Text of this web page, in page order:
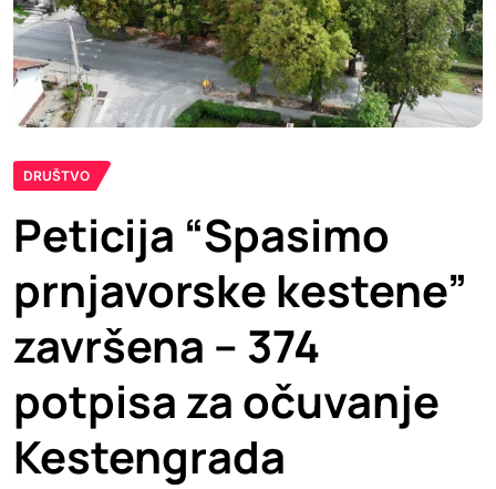
DRUŠTVO
Peticija “Spasimo
prnjavorske kestene”
završena – 374
potpisa za očuvanje
Kestengrada